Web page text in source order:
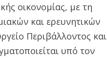
οικονομίας, με τη
και ερευνητικών
Περιβάλλοντος και
υπό τον